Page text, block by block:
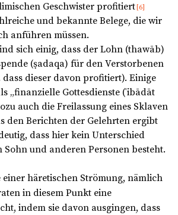
Geschwister profitiert [6]
und bekannte Belege, die wir
anführen müssen.
sich einig, dass der Lohn (thawāb)
(ṣadaqa) für den Verstorbenen
dieser davon profitiert). Einige
„finanzielle Gottesdienste (ʿibādāt
auch die Freilassung eines Sklaven
den Berichten der Gelehrten ergibt
dass hier kein Unterschied
Sohn und anderen Personen besteht.
häretischen Strömung, nämlich
in diesem Punkt eine
indem sie davon ausgingen, dass